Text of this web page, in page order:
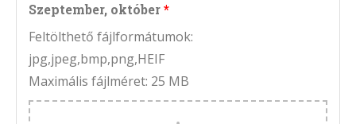
Szeptember, október
Feltölthető fájlformátumok:
jpg,jpeg,bmp,png,HEIF
Maximális fájlméret: 25 MB